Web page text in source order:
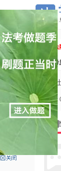
学
法考
学
»
今日:
法